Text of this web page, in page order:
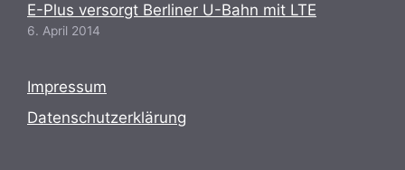
E-Plus versorgt Berliner U-Bahn mit LTE
6. April 2014
Impressum
Datenschutzerklärung